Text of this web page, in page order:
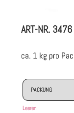
ART-NR. 3476
ca. 1 kg pro
Leeren